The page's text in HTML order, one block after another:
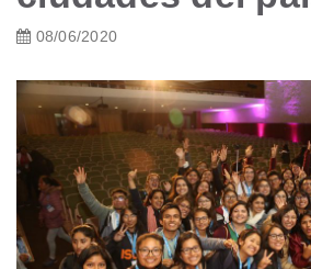
08/06/2020